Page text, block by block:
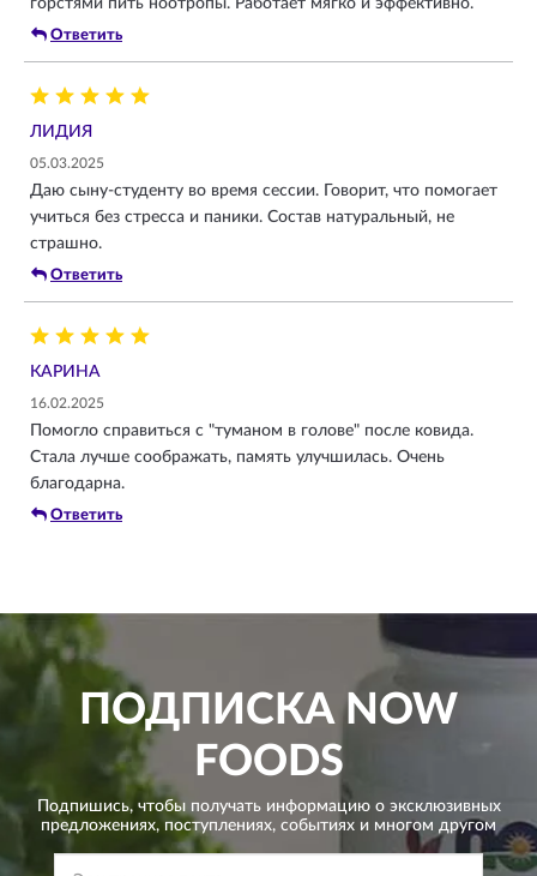
горстями пить ноотропы. Работает мягко и эффективно.
Ответить
ЛИДИЯ
05.03.2025
Даю сыну-студенту во время сессии. Говорит, что помогает
учиться без стресса и паники. Состав натуральный, не
страшно.
Ответить
КАРИНА
16.02.2025
Помогло справиться с "туманом в голове" после ковида.
Стала лучше соображать, память улучшилась. Очень
благодарна.
Ответить
ПОДПИСКАNOW
FOODS
Подпишись, чтобы получать информацию о эксклюзивных
предложениях, поступлениях, событиях и многом другом